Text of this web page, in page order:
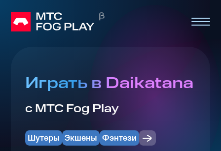
Играть в Daikatana
с МТС Fog Play
Шутеры Экшены Фэнтези